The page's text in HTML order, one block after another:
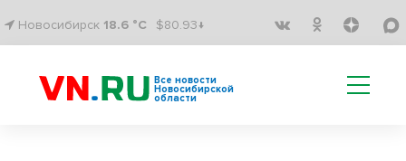
Новосибирск 18.6 °C $80.93↓
Все новости
Новосибирской
области